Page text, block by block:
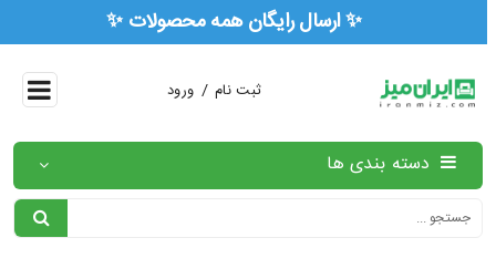
✨ ارسال رایگان همه محصولات ✨
ثبت نام / ورود
دسته بندی ها